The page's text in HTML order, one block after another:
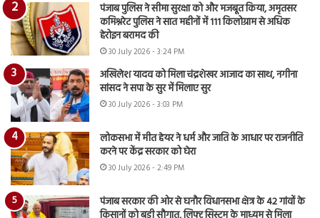
पंजाब पुलिस ने सीमा सुरक्षा को और मजबूत किया, अमृतसर
कमिश्नरेट पुलिस ने सात महीनों में 111 किलोग्राम से अधिक
हेरोइन बरामद की
30 July 2026 - 3:24 PM
अखिलेश यादव को मिला चंद्रशेखर आजाद का साथ, नगीना
सांसद ने सपा के सुर में मिलाए सुर
30 July 2026 - 3:03 PM
लोकसभा में मीत हेयर ने धर्म और जाति के आधार पर राजनीति
करने पर केंद्र सरकार को घेरा
30 July 2026 - 2:49 PM
पंजाब सरकार की ओर से घनौर विधानसभा क्षेत्र के 42 गांवों के